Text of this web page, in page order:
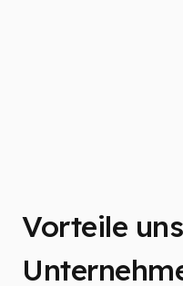
Vorteile